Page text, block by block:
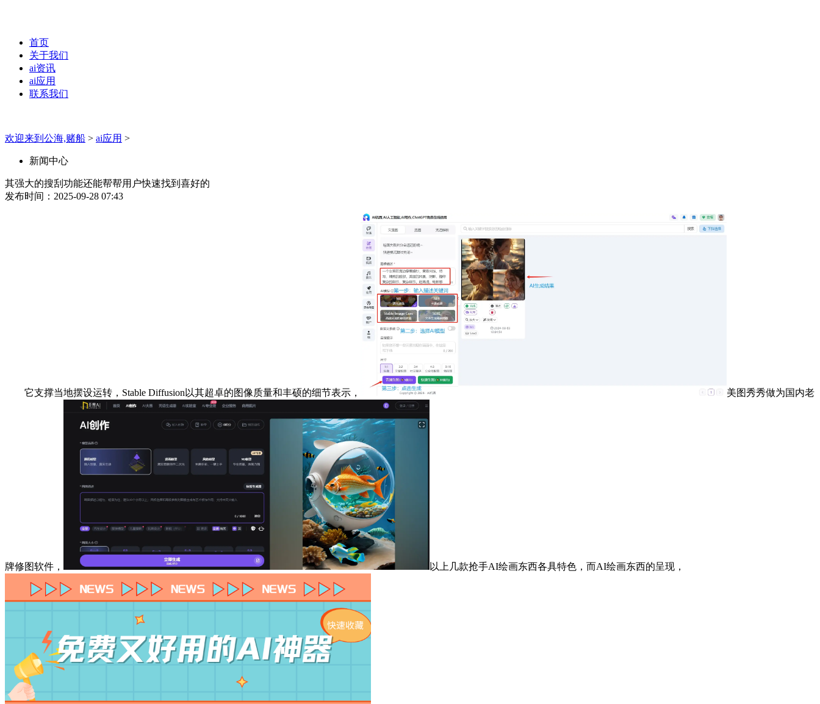
首页
关于我们
ai资讯
ai应用
联系我们
欢迎来到公海,赌船 > ai应用 >
新闻中心
其强大的搜刮功能还能帮帮用户快速找到喜好的
发布时间：2025-09-28 07:43
它支撑当地摆设运转，Stable Diffusion以其超卓的图像质量和丰硕的细节表示， 美图秀秀做为国内老
牌修图软件， 以上几款抢手AI绘画东西各具特色，而AI绘画东西的呈现，